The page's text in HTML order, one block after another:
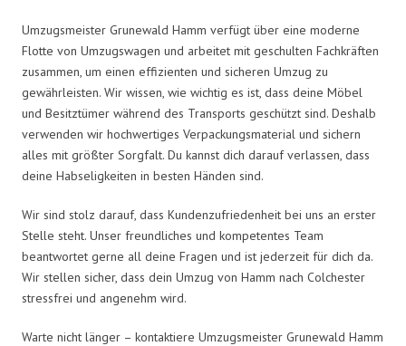
Umzugsmeister Grunewald Hamm verfügt über eine moderne
Flotte von Umzugswagen und arbeitet mit geschulten Fachkräften
zusammen, um einen effizienten und sicheren Umzug zu
gewährleisten. Wir wissen, wie wichtig es ist, dass deine Möbel
und Besitztümer während des Transports geschützt sind. Deshalb
verwenden wir hochwertiges Verpackungsmaterial und sichern
alles mit größter Sorgfalt. Du kannst dich darauf verlassen, dass
deine Habseligkeiten in besten Händen sind.
Wir sind stolz darauf, dass Kundenzufriedenheit bei uns an erster
Stelle steht. Unser freundliches und kompetentes Team
beantwortet gerne all deine Fragen und ist jederzeit für dich da.
Wir stellen sicher, dass dein Umzug von Hamm nach Colchester
stressfrei und angenehm wird.
Warte nicht länger – kontaktiere Umzugsmeister Grunewald Hamm